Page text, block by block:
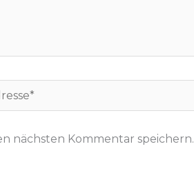
nächsten Kommentar speichern.